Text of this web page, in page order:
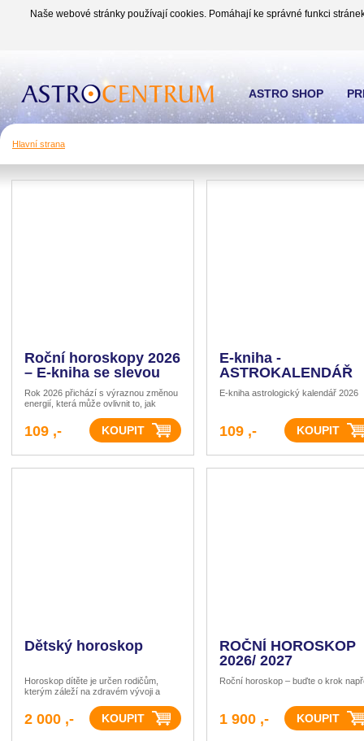
Naše webové stránky používají cookies. Pomáhají ke správné funkci
Hlavní strana
Roční horoskopy 2026
– E-kniha se slevou
Rok 2026 přichází s výraznou změnou
energií, která může ovlivnit to, jak
E-kniha vám nabízí víc než jen seznam
astrologických událostí. Je to
109 ,-
E-kniha -
ASTROKALENDÁŘ
2026 se slevou
E-kniha astrologický kalendář 2026
109 ,-
Dětský horoskop
Horoskop dítěte je určen rodičům,
kterým záleží na zdravém vývoji a
2 000 ,-
ROČNÍ HOROSKOP
2026/ 2027
Roční horoskop – buďte o krok
1 900 ,-
ASTRO SHOP